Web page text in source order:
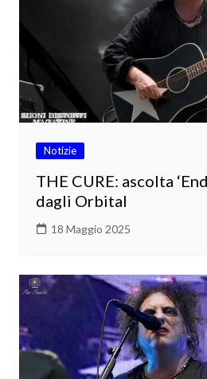
Notizie
THE CURE: ascolta
dagli Orbital
18 Maggio 2025